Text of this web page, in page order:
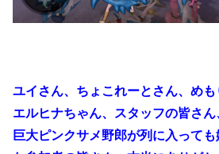
ユイさん、ちょこれーとさん、めも
エルヒナちゃん、スタッフの皆さん
巨大ピンクサメ野郎が列に入って